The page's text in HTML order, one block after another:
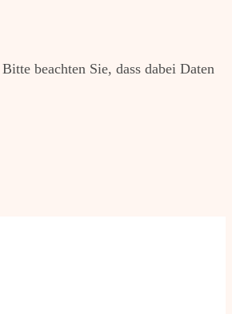
beachten Sie, dass dabei Daten